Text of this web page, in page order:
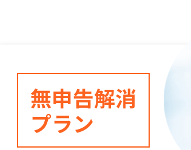
無申告解消
プラン